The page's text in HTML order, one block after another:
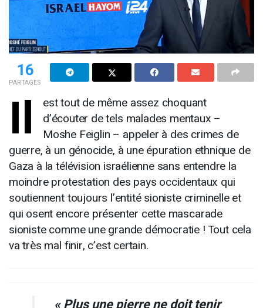
16
PARTAGES
Il
est tout de même assez choquant
d’écouter de tels malades mentaux –
Moshe Feiglin – appeler à des crimes de
guerre, à un génocide, à une épuration ethnique de
Gaza à la télévision israélienne sans entendre la
moindre protestation des pays occidentaux qui
soutiennent toujours l’entité sioniste criminelle et
qui osent encore présenter cette mascarade
sioniste comme une grande démocratie ! Tout cela
va très mal finir, c’est certain.